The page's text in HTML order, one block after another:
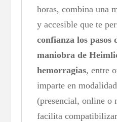
horas, combina una
y accesible que te
confianza los pasos
maniobra de
hemorragias, entre
imparte en
(presencial, online o
facilita